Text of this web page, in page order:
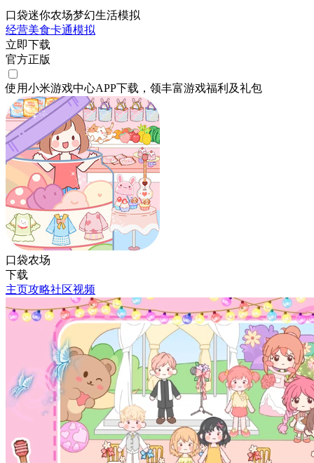
口袋迷你农场梦幻生活模拟
经营美食卡通模拟
立即下载
官方正版
使用小米游戏中心APP下载 ，领丰富游戏福利 及礼包
口袋农场
下载
主页攻略社区视频